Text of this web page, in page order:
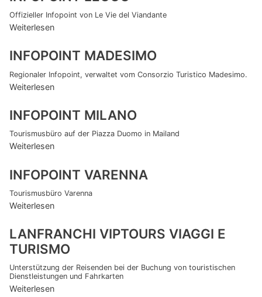
Offizieller Infopoint von Le Vie del Viandante
Weiterlesen
INFOPOINT MADESIMO
Regionaler Infopoint, verwaltet vom Consorzio Turistico Madesimo.
Weiterlesen
INFOPOINT MILANO
Tourismusbüro auf der Piazza Duomo in Mailand
Weiterlesen
INFOPOINT VARENNA
Tourismusbüro Varenna
Weiterlesen
LANFRANCHI VIPTOURS VIAGGI E
TURISMO
Unterstützung der Reisenden bei der Buchung von touristischen
Dienstleistungen und Fahrkarten
Weiterlesen